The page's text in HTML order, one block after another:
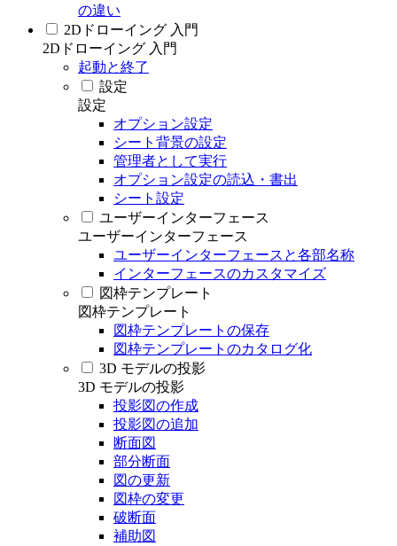
の違い
2Dドローイング 入門
2Dドローイング 入門
起動と終了
設定
設定
オプション設定
シート背景の設定
管理者として実行
オプション設定の読込・書出
シート設定
ユーザーインターフェース
ユーザーインターフェース
ユーザーインターフェースと各部名称
インターフェースのカスタマイズ
図枠テンプレート
図枠テンプレート
図枠テンプレートの保存
図枠テンプレートのカタログ化
3D モデルの投影
3D モデルの投影
投影図の作成
投影図の追加
断面図
部分断面
図の更新
図枠の変更
破断面
補助図